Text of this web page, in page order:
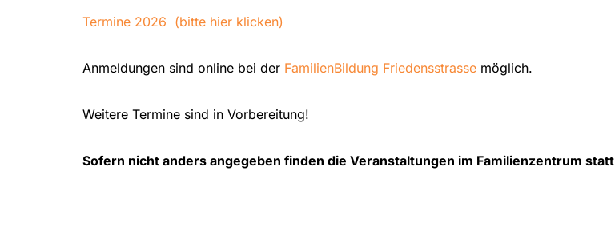
Termine 2026 (bitte hier klicken)
Anmeldungen sind online bei der FamilienBildung Friedensstrasse möglich.
Weitere Termine sind in Vorbereitung!
Sofern nicht anders angegeben finden die Veranstaltungen im Familienzentrum statt